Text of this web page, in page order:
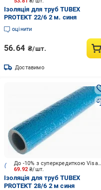
Ізоляція для труб TUBEX
PROTEKT 22/6 2 м. синя
оцінити
56.64 ₴/шт.
Доставимо
69.92₴/шт.
До -10% з суперкредиткою Visa Вигода
Ізоляція для труб TUBEX
PROTEKT 28/6 2 м синя